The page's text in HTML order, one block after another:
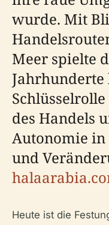
wurde. Mit
Meer spielte
des Handels
Autonomie
und
Heute ist die